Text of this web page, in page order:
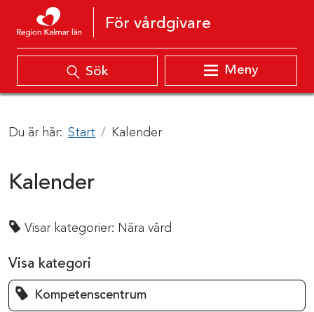
Hoppa till innehåll
För vårdgivare
Sök Meny
Du är här: Start Kalender
Kalender
Visar kategorier: Nära vård
Visa kategori
Kompetenscentrum